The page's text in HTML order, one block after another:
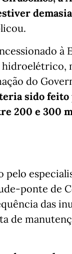
à
do
sido
200 e 300
ponte de
das
de